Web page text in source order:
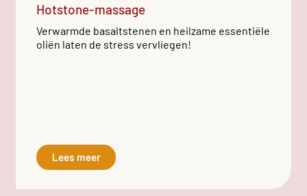
Hotstone-massage
Verwarmde basaltstenen en heilzame essentiële
oliën laten de stress vervliegen!
Lees meer